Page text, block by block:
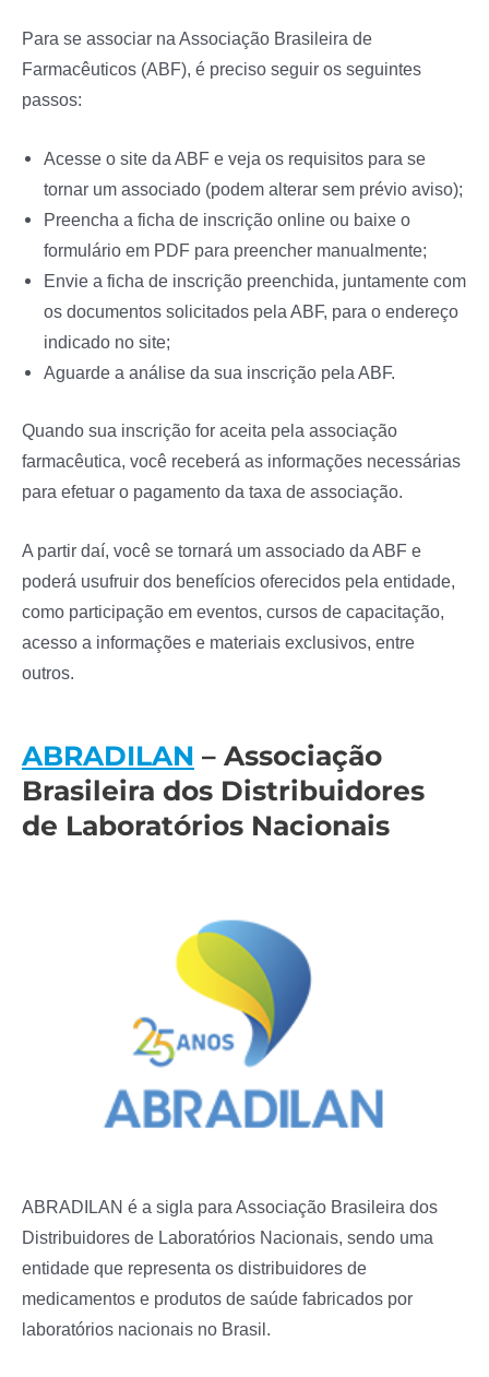
Para se associar na Associação Brasileira de
Farmacêuticos (ABF), é preciso seguir os seguintes
passos:
Acesse o site da ABF e veja os requisitos para se
tornar um associado (podem alterar sem prévio aviso);
Preencha a ficha de inscrição online ou baixe o
formulário em PDF para preencher manualmente;
Envie a ficha de inscrição preenchida, juntamente com
os documentos solicitados pela ABF, para o endereço
indicado no site;
Aguarde a análise da sua inscrição pela ABF.
Quando sua inscrição for aceita pela associação
farmacêutica, você receberá as informações necessárias
para efetuar o pagamento da taxa de associação.
A partir daí, você se tornará um associado da ABF e
poderá usufruir dos benefícios oferecidos pela entidade,
como participação em eventos, cursos de capacitação,
acesso a informações e materiais exclusivos, entre
outros.
ABRADILAN – Associação
Brasileira dos Distribuidores
de Laboratórios Nacionais
ABRADILAN é a sigla para Associação Brasileira dos
Distribuidores de Laboratórios Nacionais, sendo uma
entidade que representa os distribuidores de
medicamentos e produtos de saúde fabricados por
laboratórios nacionais no Brasil.